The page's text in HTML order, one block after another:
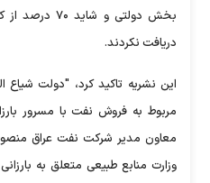
بخش دولتی و
دریافت نکردند.
این نشریه تاکید کرد، "دولت شیاع
مربوط به فروش نفت با مسرور
معاون مدیر شرکت نفت عراق
وزارت منابع طبیعی متعلق به